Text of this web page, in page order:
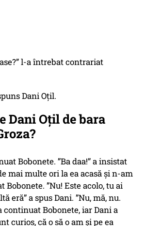
l-a întrebat contrariat
Dani Oțil.
Dani Oțil de bara
Bobonete. ”Ba daa!” a insistat
mai multe ori la ea acasă și n-am
Bobonete. ”Nu! Este acolo, tu ai
eră” a spus Dani. ”Nu, mă, nu.
continuat Bobonete, iar Dani a
curios, că o să o am și pe ea